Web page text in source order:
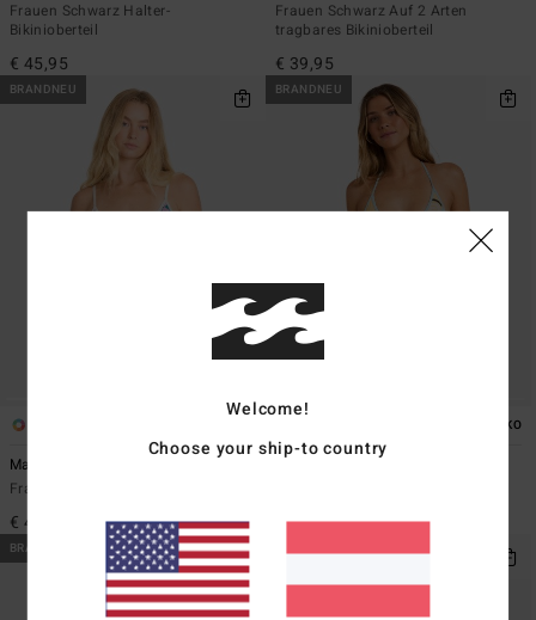
Frauen Schwarz Halter-
Bikinioberteil
€ 45,95
Frauen Schwarz Auf 2 Arten
tragbares Bikinioberteil
€ 39,95
BRANDNEU
Mahalo Baby Mini Slide Tri
Frauen Blau Triangle-Bikinioberteil
€ 45,95
BRANDNEU
ÖKO
Spec 73 Luvsurf Remi Tri
€ 45,95
BRANDNEU
Welcome!
Choose your ship-to country